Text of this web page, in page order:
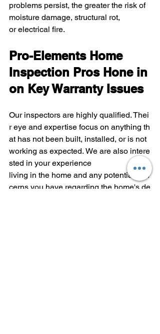
problems persist, the greater the risk of
moisture damage, structural rot,
or electrical fire.
Pro-Elements Home
Inspection Pros Hone in
on Key Warranty Issues
Our inspectors are highly qualified. Thei
r eye and expertise focus on anything th
at has not been built, installed, or is not
working as expected. We are also intere
sted in your experience
living in the home and any potential con
cerns you have regarding the home's de